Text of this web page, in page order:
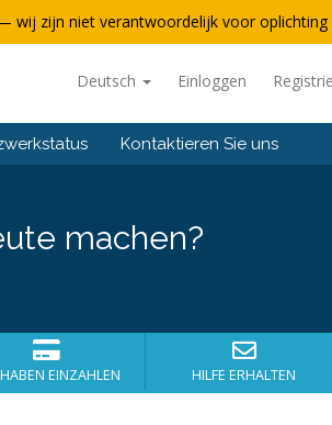
wij zijn niet verantwoordelijk voor oplichting
Deutsch Einloggen
Kontaktieren Sie uns
machen?
EINZAHLEN HILFE ERHALTEN